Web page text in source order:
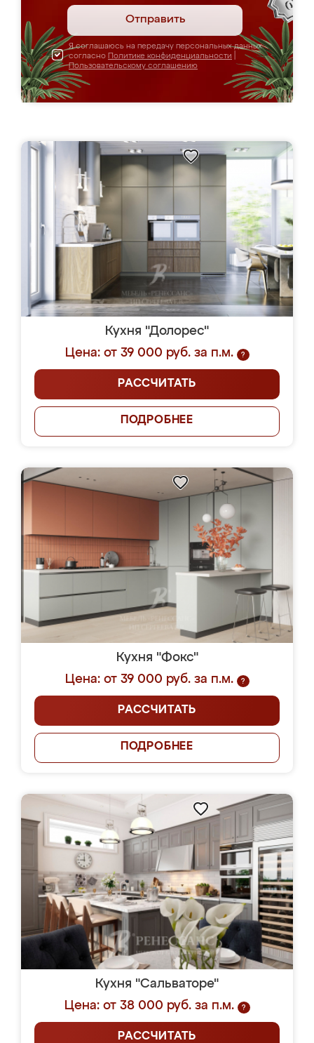
Отправить
Я соглашаюсь на передачу персональных данных
согласно Политике конфиденциальности
Пользовательскому соглашению
Кухня "Долорес"
Цена: от 39 000 руб. за п.м.
?
РАССЧИТАТЬ
ПОДРОБНЕЕ
Кухня "Фокс"
Цена: от 39 000 руб. за п.м.
?
РАССЧИТАТЬ
ПОДРОБНЕЕ
Кухня "Сальваторе"
Цена: от 38 000 руб. за п.м.
?
РАССЧИТАТЬ